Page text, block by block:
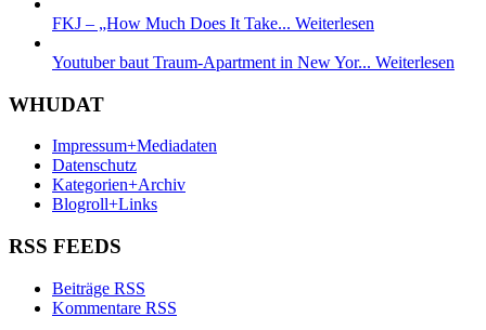
FKJ – „How Much Does It Take... Weiterlesen
Youtuber baut Traum-Apartment in New Yor... Weiterlesen
WHUDAT
Impressum+Mediadaten
Datenschutz
Kategorien+Archiv
Blogroll+Links
RSS FEEDS
Beiträge RSS
Kommentare RSS